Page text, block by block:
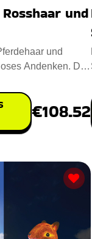
und
und
Andenken. Das
€108.52